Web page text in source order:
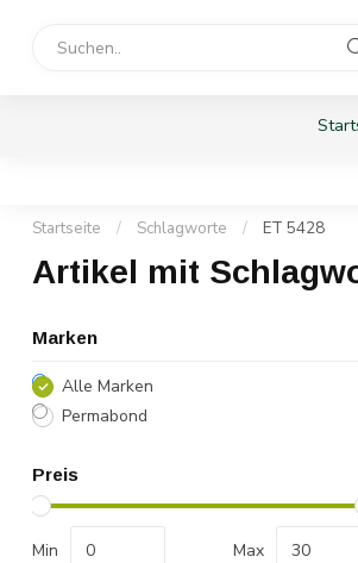
Startseite / Schlagworte / ET 5428
Artikel mit
Marken
Alle Marken
Permabond
Preis
Min Max